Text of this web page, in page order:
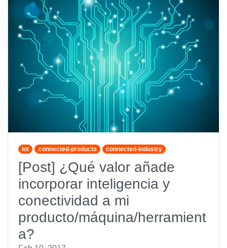
iot connected-products connected-industry
[Post] ¿Qué valor añade
incorporar inteligencia y
conectividad a mi
producto/máquina/herramient
a?